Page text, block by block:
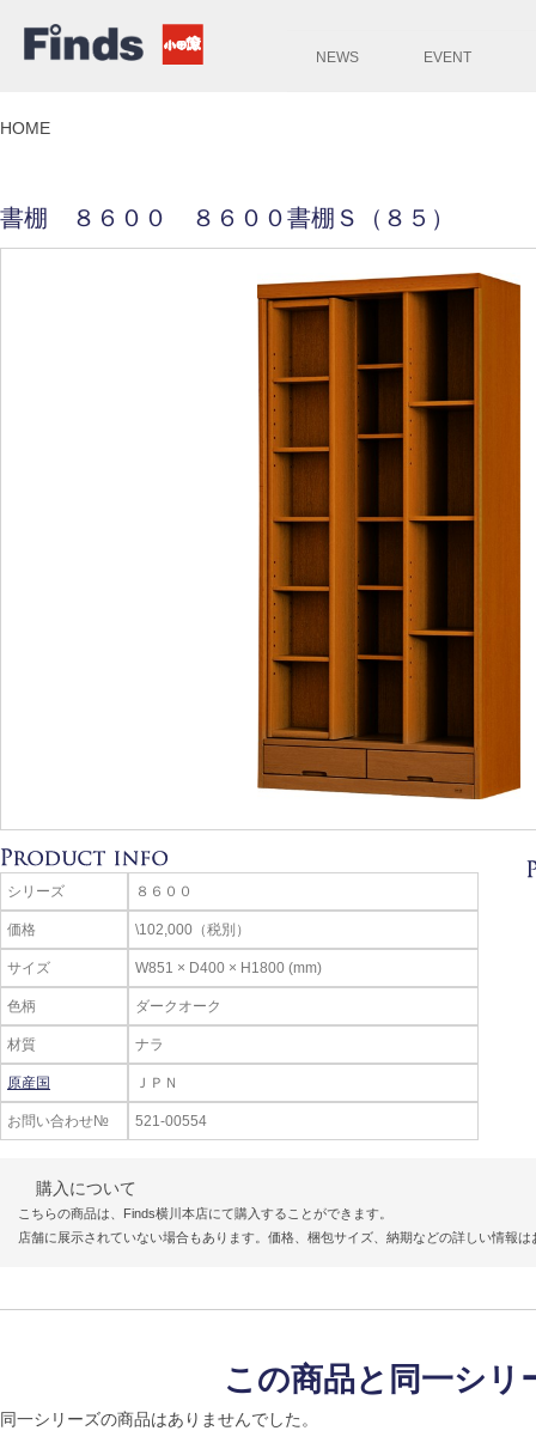
NEWS EVENT
HOME
書棚 ８６００ ８６００書棚Ｓ（８５）
シリーズ ８６００
価格 \102,000（税別）
サイズ W851 × D400 × H1800 (mm)
色柄 ダークオーク
材質 ナラ
原産国 ＪＰＮ
お問い合わせ№ 521-00554
購入について
こちらの商品は、Finds横川本店にて購入することができます。
店舗に展示されていない場合もあります。価格、梱包サイズ、納期などの詳しい情報
この商品と同一シ
同一シリーズの商品はありませんでした。